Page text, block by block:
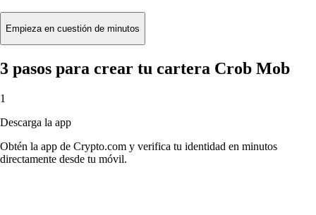
Empieza en cuestión de minutos
3 pasos para crear tu cartera Crob Mob
1
Descarga la app
Obtén la app de Crypto.com y verifica tu identidad en minutos
directamente desde tu móvil.